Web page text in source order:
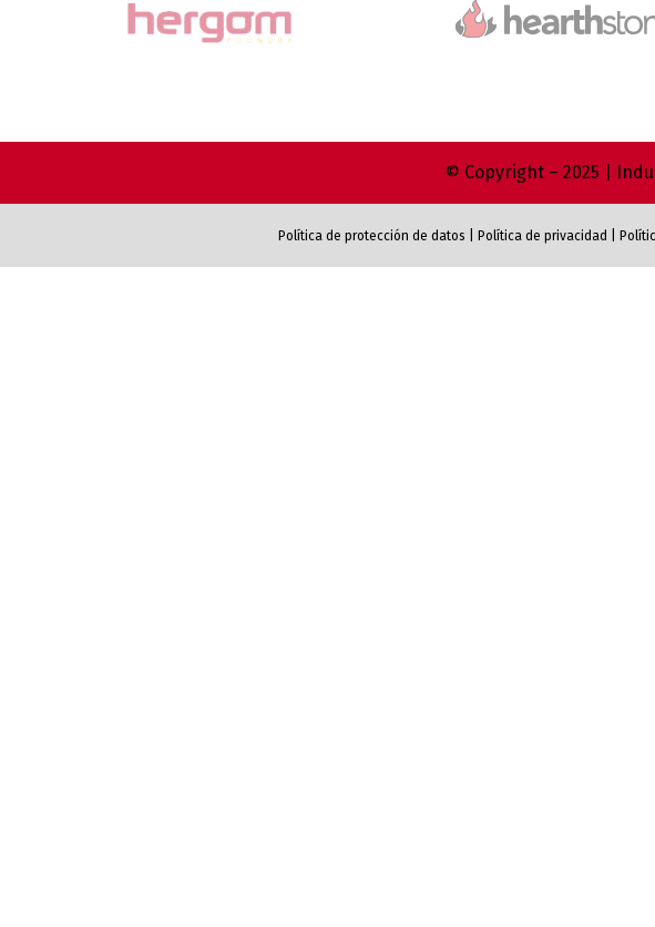
© Copyright – 2025 |
Política de protección de datos Política de privacidad